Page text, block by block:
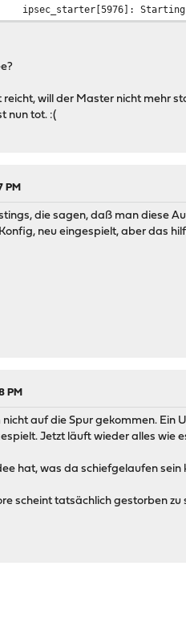
ipsec_starter[5976]:
reicht, will der Master nicht mehr
nun tot. :(
PM
die sagen, daß man diese
neu eingespielt, aber das
PM
auf die Spur gekommen. Ein
Jetzt läuft wieder alles wie
hat, was da schiefgelaufen
scheint tatsächlich gestorben zu